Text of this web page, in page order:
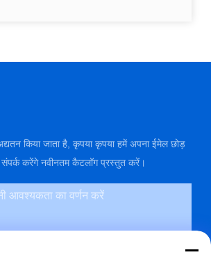
किया जाता है, कृपया कृपया हमें अपना ईमेल छोड़
करेंगे नवीनतम कैटलॉग प्रस्तुत करें।